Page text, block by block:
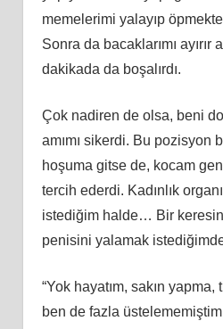
memelerimi yalayıp
Sonra da bacaklarımı ayırır
dakikada da boşalırdı.
Çok nadiren de olsa, beni
amımı sikerdi. Bu pozisyon
hoşuma gitse de, kocam
tercih ederdi. Kadınlık
istediğim halde… Bir
penisini yalamak
“Yok hayatım, sakın yapma,
ben de fazla